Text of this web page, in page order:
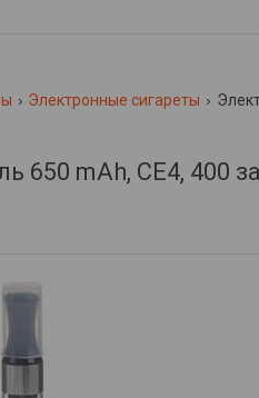
Электронные сигареты
650 mAh, CE4, 400